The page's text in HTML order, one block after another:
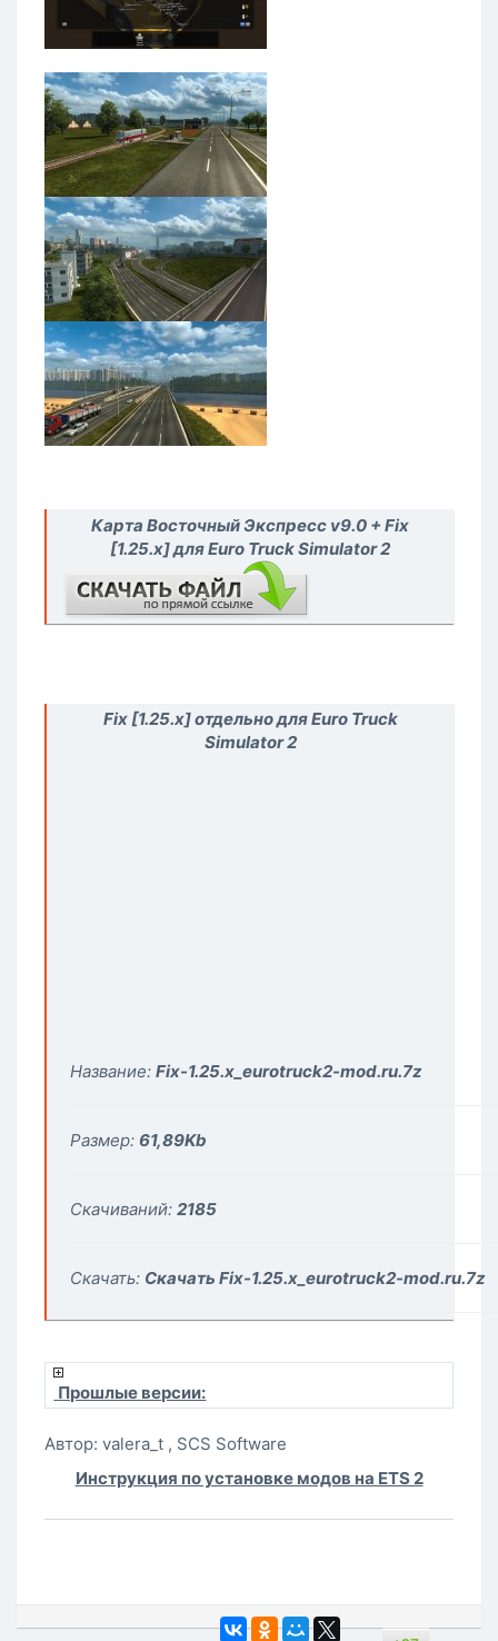
Карта Восточный Экспресс v9.0 + Fix
[1.25.x] для Euro Truck Simulator 2
Fix [1.25.x] отдельно для Euro Truck
Simulator 2
Название: Fix-1.25.x_eurotruck2-mod.ru.7z
Размер: 61,89Kb
Скачиваний: 2185
Скачать: Скачать Fix-1.25.x_eurotruck2-mod.ru.7z
Прошлые версии:
Автор: valera_t , SCS Software
Инструкция по установке модов на ETS 2